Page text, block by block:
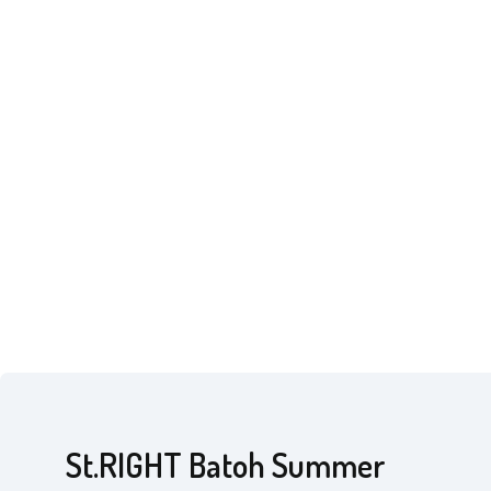
St.RIGHT Batoh Summer